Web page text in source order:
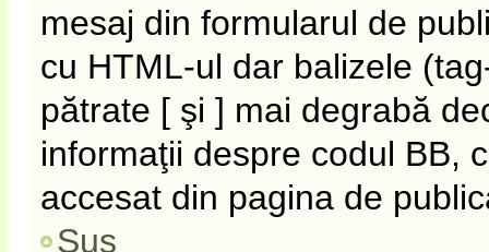
mesaj din formularul de
cu HTML-ul dar balizele
pătrate [ şi ] mai degrabă
informaţii despre codul BB,
accesat din pagina de
Sus